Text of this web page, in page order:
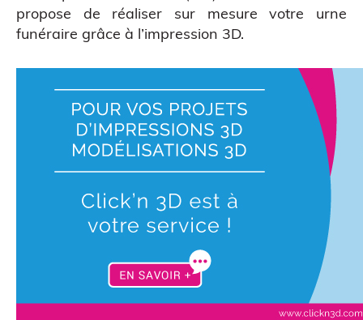
propose de réaliser sur mesure votre urne
funéraire grâce à l’impression 3D.